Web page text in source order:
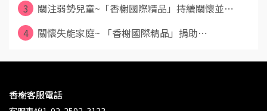
3
關注弱勢兒童~「香榭國際精品」持續關懷並⋯
4
關懷失能家庭~ 「香榭國際精品」捐助⋯
香榭客服電話